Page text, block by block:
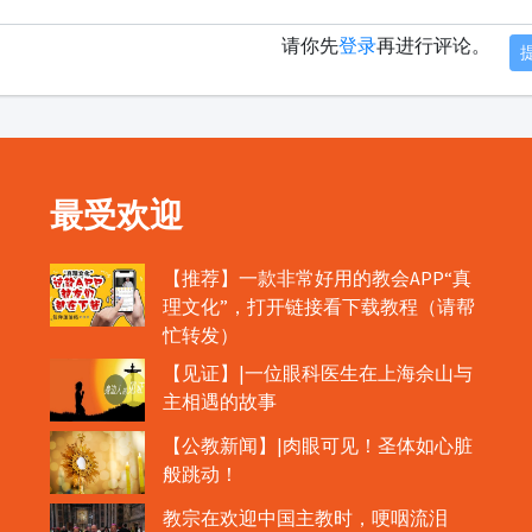
请你先登录再进行评论。
最受欢迎
【推荐】一款非常好用的教会APP“真
理文化”，打开链接看下载教程（请帮
忙转发）
【见证】|一位眼科医生在上海佘山与
主相遇的故事
【公教新闻】|肉眼可见！圣体如心脏
般跳动！
教宗在欢迎中国主教时，哽咽流泪